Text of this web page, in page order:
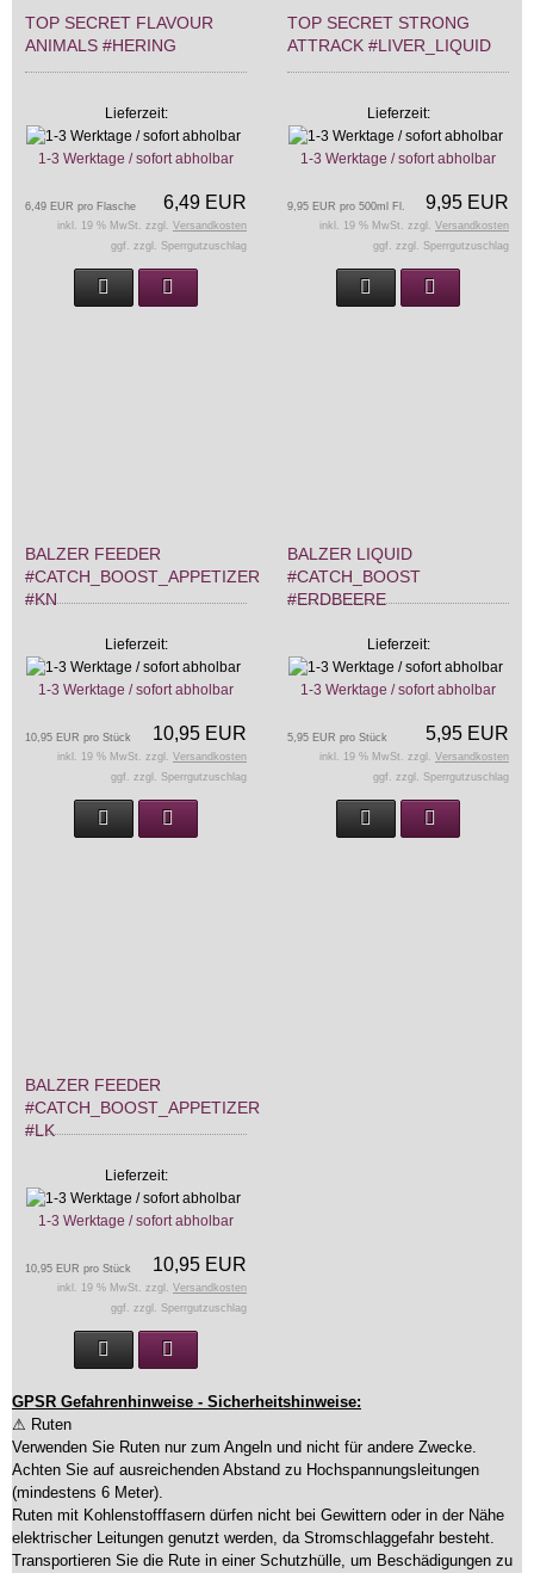
TOP SECRET FLAVOUR
ANIMALS #HERING
Lieferzeit:
1-3 Werktage / sofort abholbar
6,49 EUR
6,49 EUR pro Flasche
inkl. 19 % MwSt. zzgl. Versandkosten
ggf. zzgl. Sperrgutzuschlag
TOP SECRET STRONG
ATTRACK #LIVER_LIQUID
Lieferzeit:
1-3 Werktage / sofort abholbar
9,95 EUR
9,95 EUR pro 500ml Fl.
inkl. 19 % MwSt. zzgl. Versandkosten
ggf. zzgl. Sperrgutzuschlag
BALZER FEEDER
#CATCH_BOOST_APPETIZER
#KN
Lieferzeit:
1-3 Werktage / sofort abholbar
10,95 EUR
10,95 EUR pro Stück
inkl. 19 % MwSt. zzgl. Versandkosten
ggf. zzgl. Sperrgutzuschlag
BALZER LIQUID
#CATCH_BOOST
#ERDBEERE
Lieferzeit:
1-3 Werktage / sofort abholbar
5,95 EUR
5,95 EUR pro Stück
inkl. 19 % MwSt. zzgl. Versandkosten
ggf. zzgl. Sperrgutzuschlag
BALZER FEEDER
#CATCH_BOOST_APPETIZER
#LK
Lieferzeit:
1-3 Werktage / sofort abholbar
10,95 EUR
10,95 EUR pro Stück
inkl. 19 % MwSt. zzgl. Versandkosten
ggf. zzgl. Sperrgutzuschlag
GPSR Gefahrenhinweise - Sicherheitshinweise:
⚠ Ruten
Verwenden Sie Ruten nur zum Angeln und nicht für andere Zwecke.
Achten Sie auf ausreichenden Abstand zu Hochspannungsleitungen
(mindestens 6 Meter).
Ruten mit Kohlenstofffasern dürfen nicht bei Gewittern oder in der Nähe
elektrischer Leitungen genutzt werden, da Stromschlaggefahr besteht.
Transportieren Sie die Rute in einer Schutzhülle, um Beschädigungen zu